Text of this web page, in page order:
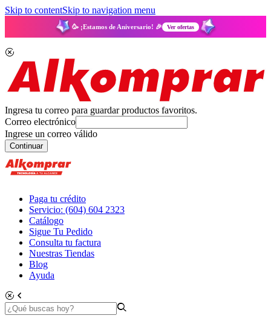
Skip to contentSkip to navigation menu
🥳 ¡Estamos de Aniversario! 🎉 Ver ofertas
Ingresa tu correo para guardar productos favoritos.
Correo electrónico
Ingrese un correo válido
Continuar
Paga tu crédito
Servicio: (604) 604 2323
Catálogo
Sigue Tu Pedido
Consulta tu factura
Nuestras Tiendas
Blog
Ayuda